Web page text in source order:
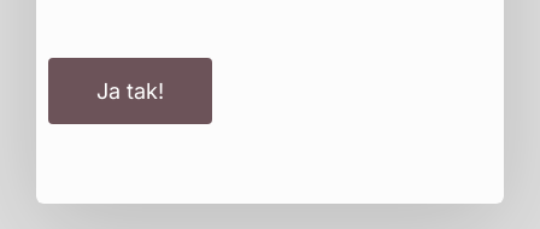
Ja tak!